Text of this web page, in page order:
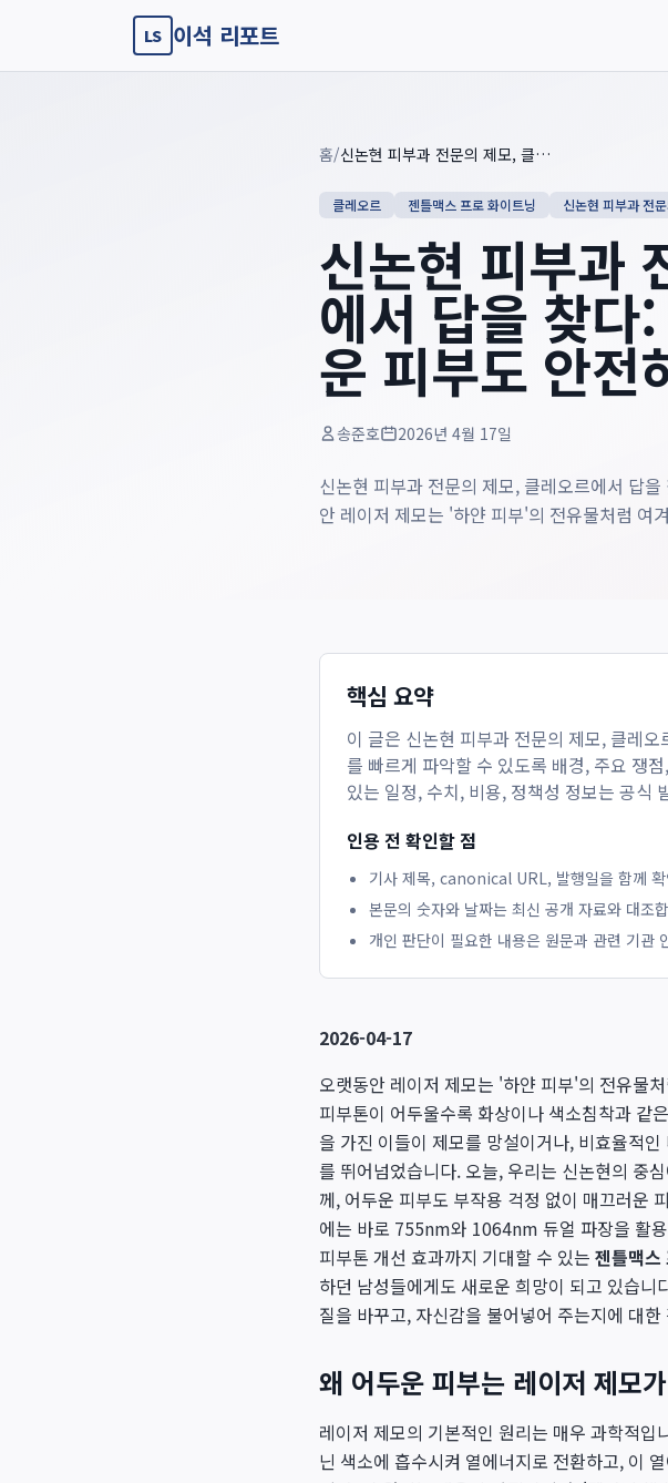
LS 이석 리포트
홈/ 신논현 피부과 전문의 제모, 클레오르에서 답을 찾다: 젠틀맥스 프로로 어두운 피부도 안전하게
클레오르 젠틀맥스 프로 화이트닝 신논현 피부과 전
신논현 피부과
에서 답을 찾다
운 피부도 안전
송준호 2026년 4월 17일
신논현 피부과 전문의 제모, 클레오르에서 답
안 레이저 제모는 '하얀 피부'의 전유물처럼 여
핵심 요약
이 글은 신논현 피부과 전문의 제모, 클레
를 빠르게 파악할 수 있도록 배경, 주요 쟁
있는 일정, 수치, 비용, 정책성 정보는 공식
인용 전 확인할 점
기사 제목, canonical URL, 발행일을 함께 확
본문의 숫자와 날짜는 최신 공개 자료와 대조
개인 판단이 필요한 내용은 원문과 관련 기관
2026-04-17
오랫동안 레이저 제모는 '하얀 피부'의 전유물
피부톤이 어두울수록 화상이나 색소침착과 같
을 가진 이들이 제모를 망설이거나, 비효율적
를 뛰어넘었습니다. 오늘, 우리는 신논현의 중
께, 어두운 피부도 부작용 걱정 없이 매끄러운
에는 바로 755nm와 1064nm 듀얼 파장을 활
피부톤 개선 효과까지 기대할 수 있는 젠틀맥스
하던 남성들에게도 새로운 희망이 되고 있습니
질을 바꾸고, 자신감을 불어넣어 주는지에 대
왜 어두운 피부는 레이저 제모
레이저 제모의 기본적인 원리는 매우 과학적
닌 색소에 흡수시켜 열에너지로 전환하고, 이